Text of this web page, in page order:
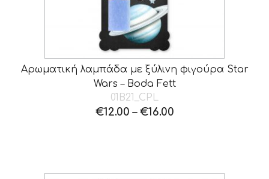
Αρωματική λαμπάδα με ξύλινη φιγούρα Star
Wars – Boda Fett
01B21_CPL
€12.00 – €16.00